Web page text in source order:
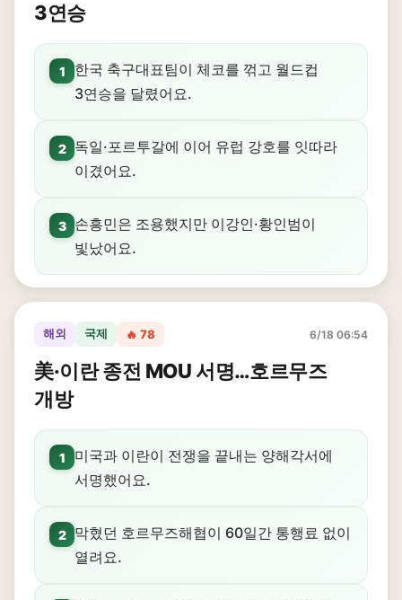
3연승
1
한국 축구대표팀이 체코를 꺾고 월드컵
3연승을 달렸어요.
2
독일·포르투갈에 이어 유럽 강호를 잇따라
이겼어요.
3
손흥민은 조용했지만 이강인·황인범이
빛났어요.
해외 국제 🔥 78 6/18 06:54
美·이란 종전 MOU 서명…호르무즈
개방
1
미국과 이란이 전쟁을 끝내는 양해각서에
서명했어요.
2
막혔던 호르무즈해협이 60일간 통행료 없이
열려요.